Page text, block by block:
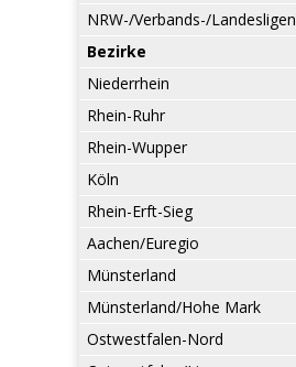
NRW-/Verbands-/Landesligen
Bezirke
Niederrhein
Rhein-Ruhr
Rhein-Wupper
Köln
Rhein-Erft-Sieg
Aachen/Euregio
Münsterland
Münsterland/Hohe Mark
Ostwestfalen-Nord